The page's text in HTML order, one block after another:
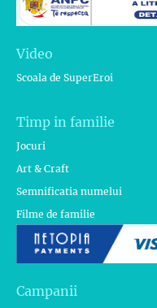
Video
Scoala de SuperEroi
Timp in familie
Jocuri
Art & Craft
Semnificatia numelui
Filme de familie
Campanii